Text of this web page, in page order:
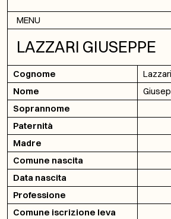
MENU
LAZZARI GIUSEPPE
Cognome
Lazzari
Nome
Soprannome
Paternità
Madre
Comune nascita
Data nascita
Professione
Comune iscrizione leva